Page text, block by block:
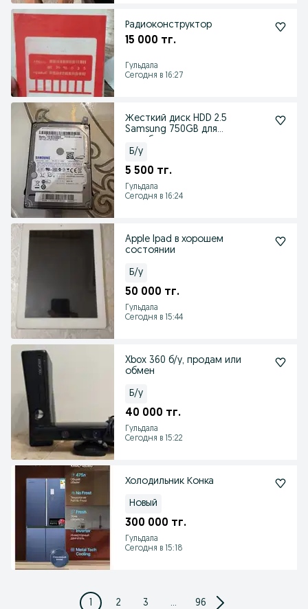
Радиоконструктор
15 000 тг.
Гульдала
Сегодня в 16:27
Жесткий диск HDD 2.5
Samsung 750GB для
Б/у
5 500 тг.
Гульдала
Сегодня в 16:24
Apple Ipad в хорошем
состоянии
Б/у
50 000 тг.
Гульдала
Сегодня в 15:44
Xbox 360 б/у, продам или
обмен
Б/у
40 000 тг.
Гульдала
Сегодня в 15:22
Холодильник Конка
Новый
300 000 тг.
Гульдала
Сегодня в 15:18
1 2 3 ... 96